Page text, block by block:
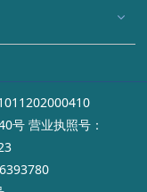
号 营业执照号：